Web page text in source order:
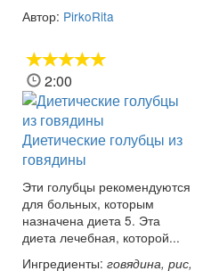
Автор: PirkoRita
2:00
Диетические голубцы из
говядины
Эти голубцы рекомендуются
для больных, которым
назначена диета 5. Эта
диета лечебная, которой...
Ингредиенты: говядина, рис,